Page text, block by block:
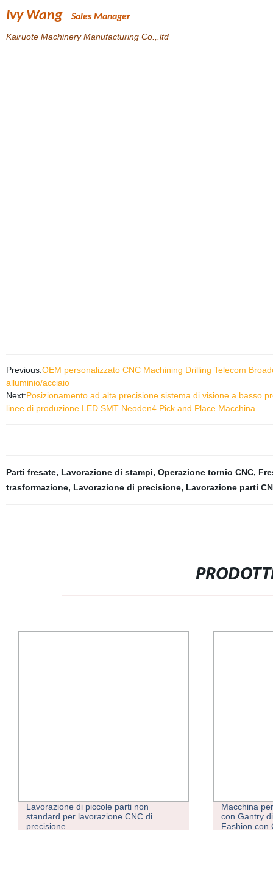
Ivy Wang
Sales Manager
Kairuote Machinery Manufacturing Co.,.ltd
Previous:OEM personalizzato CNC Machining Drilling Telecom
alluminio/acciaio
Next:Posizionamento ad alta precisione sistema di visione a basso
linee di produzione LED SMT Neoden4 Pick and Place Macchina
Parti fresate, Lavorazione di stampi, Operazione tornio CNC,
trasformazione, Lavorazione di precisione, Lavorazione parti
Macchina per centri di lavoro CNC/MNC
con Gantry di fresatura verticale
Fashion con CE
macchina
di tubi in